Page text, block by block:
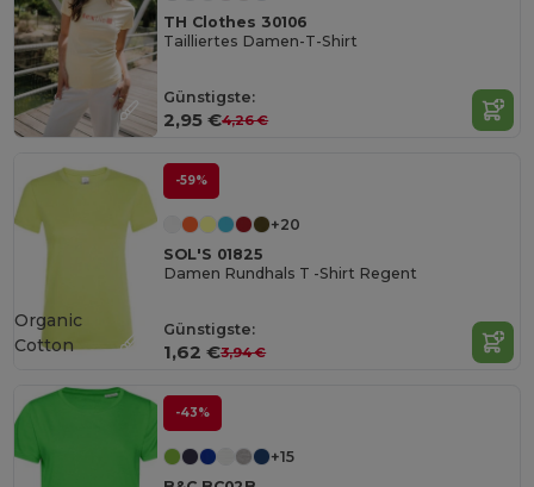
TH Clothes 30106
Tailliertes Damen-T-Shirt
Günstigste:
2,95 €4,26 €
-59%
+20
SOL'S 01825
Damen Rundhals T -Shirt Regent
Günstigste:
1,62 €3,94 €
Organic
Cotton
-43%
+15